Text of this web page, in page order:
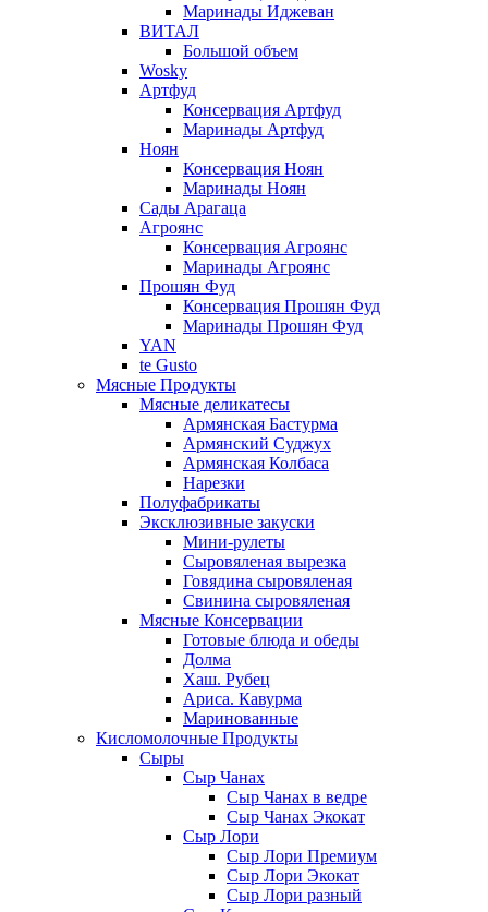
Маринады Иджеван
ВИТАЛ
Большой объем
Wosky
Артфуд
Консервация Артфуд
Маринады Артфуд
Ноян
Консервация Ноян
Маринады Ноян
Сады Арагаца
Агроянс
Консервация Агроянс
Маринады Агроянс
Прошян Фуд
Консервация Прошян Фуд
Маринады Прошян Фуд
YAN
te Gusto
Мясные Продукты
Мясные деликатесы
Армянская Бастурма
Армянский Суджух
Армянская Колбаса
Нарезки
Полуфабрикаты
Эксклюзивные закуски
Мини-рулеты
Сыровяленая вырезка
Говядина сыровяленая
Свинина сыровяленая
Мясные Консервации
Готовые блюда и обеды
Долма
Хаш. Рубец
Ариса. Кавурма
Маринованные
Кисломолочные Продукты
Сыры
Сыр Чанах
Сыр Чанах в ведре
Сыр Чанах Экокат
Сыр Лори
Сыр Лори Премиум
Сыр Лори Экокат
Сыр Лори разный